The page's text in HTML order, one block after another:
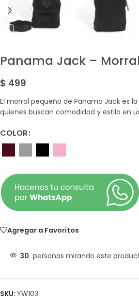
Panama Jack – Morral
$ 499
El morral pequeño de Panama Jack es
quienes buscan comodidad y estilo en
COLOR
Agregar a Favoritos
30 personas mirando este
SKU: YW103